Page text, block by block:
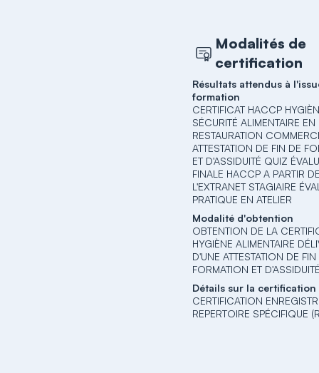
Modalités de
certification
Résultats attendus à
formation
CERTIFICAT HACCP
SÉCURITÉ ALIMENTAIRE EN
RESTAURATION
ATTESTATION DE FIN DE
ET D'ASSIDUITÉ QUIZ
FINALE HACCP A PARTIR
L'EXTRANET STAGIAIRE
PRATIQUE EN ATELIER
Modalité d'obtention
OBTENTION DE LA
HYGIÈNE ALIMENTAIRE
D'UNE ATTESTATION DE
FORMATION ET
Détails sur la certification
CERTIFICATION
REPERTOIRE SPÉCIFIQUE